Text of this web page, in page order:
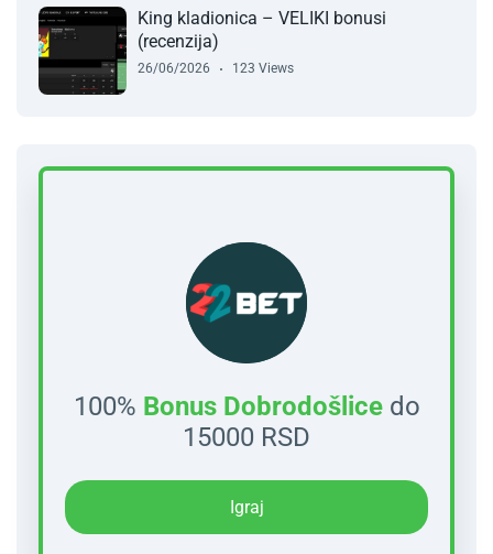
King kladionica – VELIKI bonusi
(recenzija)
26/06/2026 123 Views
100% Bonus Dobrodošlicedo
15000 RSD
Igraj